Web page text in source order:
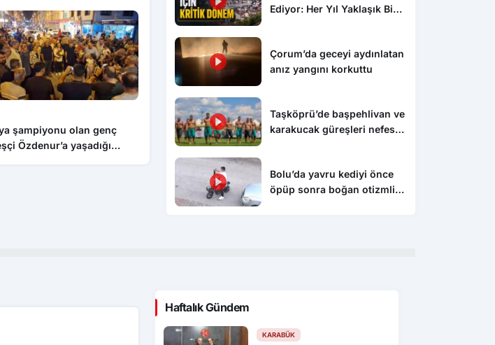
şampiyonu olan genç
Özdenur’a yaşadığı
Dünya Yıldızı Salah
Trabzonspor’da! İlk Sözleri:
“Bize Her Yer Trabzon”
Spor
22. Uluslararası Karadeniz Judo
Ediyor: Her Yıl Yaklaşık Bin
Çorum’da geceyi aydınlatan
anız yangını korkuttu
Taşköprü’de başpehlivan ve
karakucak güreşleri nefes
Bolu’da yavru kediyi önce
öpüp sonra boğan otizmli
Haftalık Gündem
KARABÜK